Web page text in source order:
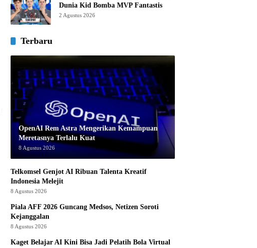
Dunia Kid Bomba MVP Fantastis
2 Agustus 2026
Terbaru
OpenAI Rem Astra Mengerikan Kemampuan
Meretasnya Terlalu Kuat
8 Agustus 2026
Telkomsel Genjot AI Ribuan Talenta Kreatif
Indonesia Melejit
8 Agustus 2026
Piala AFF 2026 Guncang Medsos, Netizen Soroti
Kejanggalan
8 Agustus 2026
Kaget Belajar AI Kini Bisa Jadi Pelatih Bola Virtual